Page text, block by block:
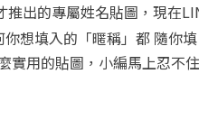
出的專屬姓名貼圖，現在
想填入的「暱稱」都 隨你
實用的貼圖，小編馬上忍不